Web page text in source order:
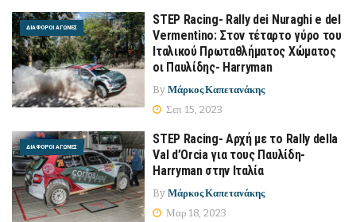
ΔΙΆΦΟΡΟΙ ΑΓΏΝΕΣ
STEP Racing- Rally dei Nuraghi e del
Vermentino: Στον τέταρτο γύρο του
Ιταλικού Πρωταθλήματος Χώματος
οι Παυλίδης- Harryman
By Μάρκος Καπετανάκης
Σεπ 15, 2023
ΔΙΆΦΟΡΟΙ ΑΓΏΝΕΣ
STEP Racing- Αρχή με το Rally della
Val d’Orcia για τους Παυλίδη-
Harryman στην Ιταλία
By Μάρκος Καπετανάκης
Μαρ 18, 2023